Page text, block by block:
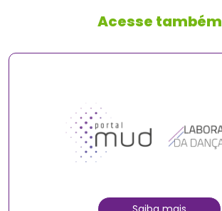
Acesse também